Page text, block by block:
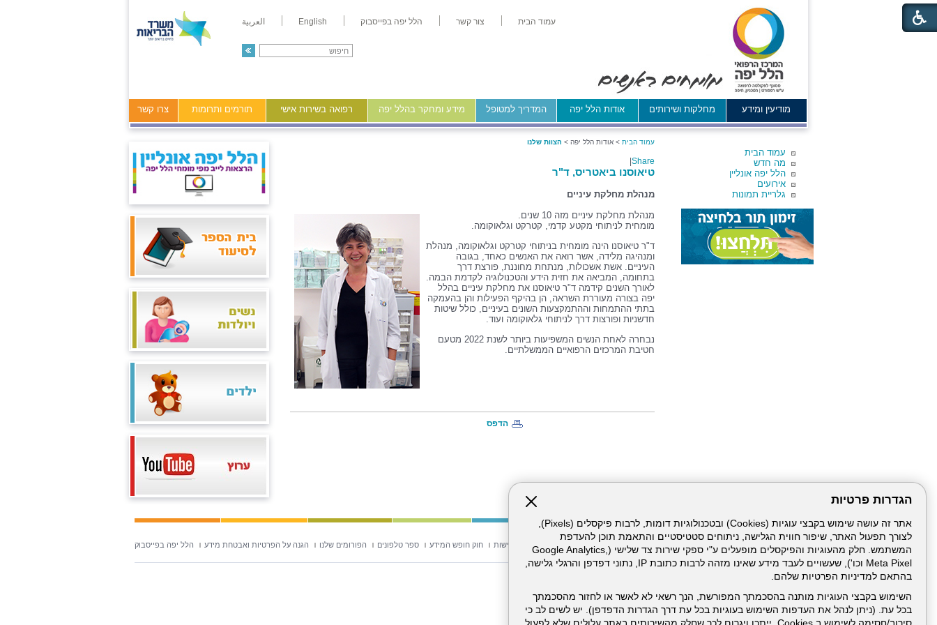
הגדרות פרטיות
אתר זה עושה שימוש בקבצי עוגיות (Cookies) ובטכנולוגיות דומות, לרבות פיקסלים (Pixels),
לצורך תפעול האתר, שיפור חווית הגלישה, ניתוחים סטטיסטיים והתאמת תוכן להעדפת
המשתמש. חלק מהעוגיות והפיקסלים מופעלים ע"י ספקי שירות צד שלישי (Google Analytics,
Meta Pixel וכו'), שעשויים לעבד מידע שאינו מזהה לרבות כתובת IP, נתוני דפדפן והרגלי גלישה,
בהתאם למדיניות הפרטיות שלהם.
השימוש בקבצי העוגיות מותנה בהסכמתך המפורשת, הנך רשאי לא לאשר או לחזור מהסכמתך
בכל עת. (ניתן לנהל את העדפות השימוש בעוגיות בכל עת דרך הגדרות הדפדפן). יש לשים לב כי
עמוד הבית צור קשר הלל יפה בפייסבוק English العربية
מודיעין ומידע מחלקות ושירותים אודות הלל יפה המדריך למטופל מידע ומחקר בהלל יפה רפואה בשירות אישי תורמים ותרומות צרו קשר
עמוד הבית
מה חדש
הלל יפה אונליין
אירועים
גלריית תמונות
עמוד הבית > אודות הלל יפה > הצוות שלנו
Share
טיאוסנו ביאטריס, ד"ר
מנהלת מחלקת עיניים
מנהלת מחלקת עיניים מזה 10 שנים.
מומחית לניתוחי מקטע קדמי, קטרקט וגלאוקומה.
ד"ר טיאוסנו הינה מומחית בניתוחי קטרקט וגלאוקומה, מנהלת
ומנהיגה מלידה, אשר רואה את האנשים כאחד, בגובה
העיניים. אשת אשכולות, מנתחת מחוננת, פורצת דרך
בתחומה, המביאה את חזית הידע והטכנולוגיה לקדמת הבמה.
לאורך השנים קידמה ד"ר טיאוסנו את מחלקת עיניים בהלל
יפה בצורה מעוררת השראה, הן בהיקף הפעילות והן בהעמקה
בתתי ההתמחות וההתמקצעות השונים בעיניים, כולל שיטות
חדשניות ופורצות דרך לניתוחי גלאוקומה ועוד.
נבחרה לאחת הנשים המשפיעות ביותר לשנת 2022 מטעם
חטיבת המרכזים הרפואיים הממשלתיים.
הדפס
תנאי שימוש באתר מפת אתר הצהרת נגישות חוק חופש המידע ספר טלפונים הפורומים שלנו הגנה על הפרטיות ואבטחת מידע הלל יפה בפייסבוק
ניהול תכנים: